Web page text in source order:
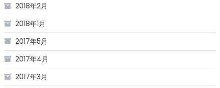
2018年2月
2018年1月
2017年5月
2017年4月
2017年3月